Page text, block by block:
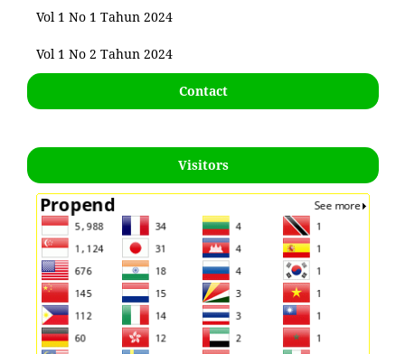
Vol 1 No 1 Tahun 2024
Vol 1 No 2 Tahun 2024
Contact
Visitors